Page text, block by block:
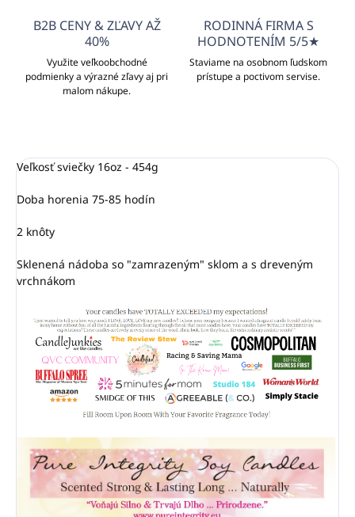
B2B CENY & ZĽAVY AŽ
40%
Využite veľkoobchodné
podmienky a výrazné zľavy aj pri
malom nákupe.
RODINNÁ FIRMA S
HODNOTENÍM 5/5★
Staviame na osobnom ľudskom
prístupe a poctivom servise.
Veľkosť sviečky 16oz - 454g
Doba horenia 75-85 hodín
2 knôty
Sklenená nádoba so "zamrazeným" sklom a s dreveným
vrchnákom